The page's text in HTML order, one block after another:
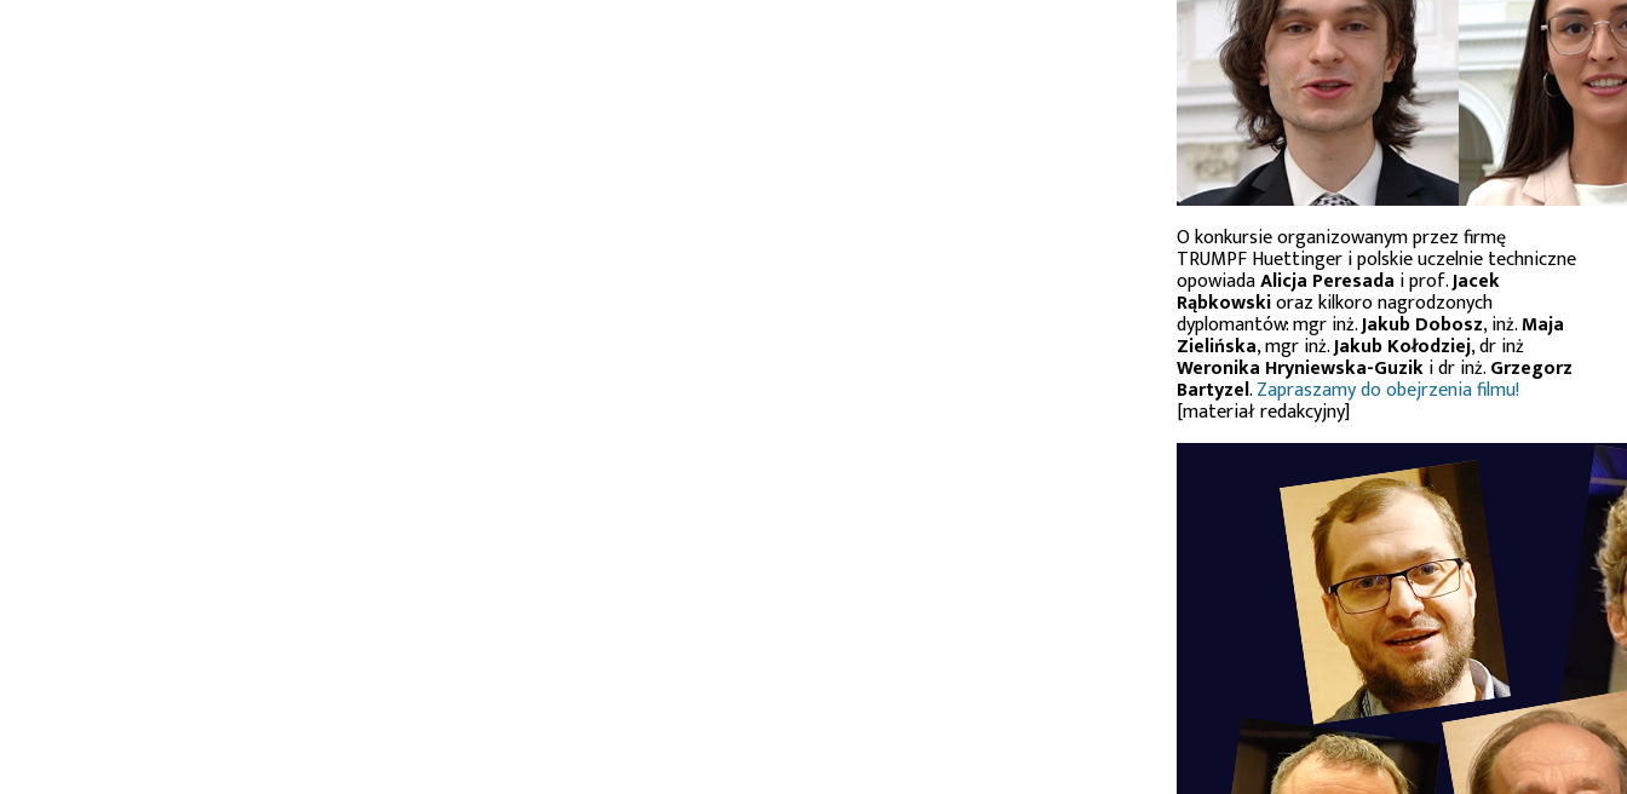
O konkursie organizowanym przez firmę
TRUMPF Huettinger i polskie uczelnie techniczne
opowiadaAlicja Peresada i prof.Jacek
Rąbkowskioraz kilkoro nagrodzonych
dyplomantów: mgr inż.Jakub Dobosz, inż.Maja
Zielińska, mgr inż.Jakub Kołodziej, dr inż
Weronika Hryniewska-Guziki dr inż.Grzegorz
Bartyzel.Zapraszamy do obejrzenia filmu!
[materiał redakcyjny]